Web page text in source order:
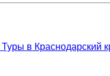
Туры в Краснодарский